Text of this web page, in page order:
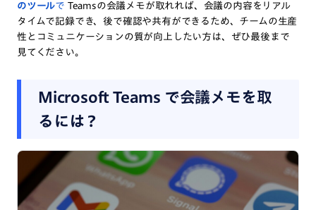
のツールで Teamsの会議メモが取れれば、会議の内容をリアル
タイムで記録でき、後で確認や共有ができるため、チームの生産
性とコミュニケーションの質が向上したい方は、ぜひ最後まで
見てください。
Microsoft Teams で会議メモを取
るには？